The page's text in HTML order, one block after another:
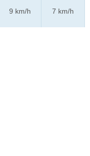
9 km/h
7 km/h